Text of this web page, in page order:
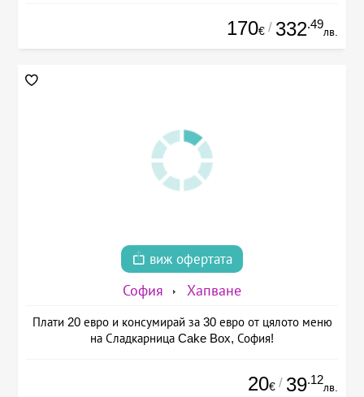
170€ / 332.49
лв.
виж офертата
София Хапване
Плати 20 евро и консумирай за 30 евро от цялото меню
на Сладкарница Cake Box, София!
20€ / 39.12
лв.